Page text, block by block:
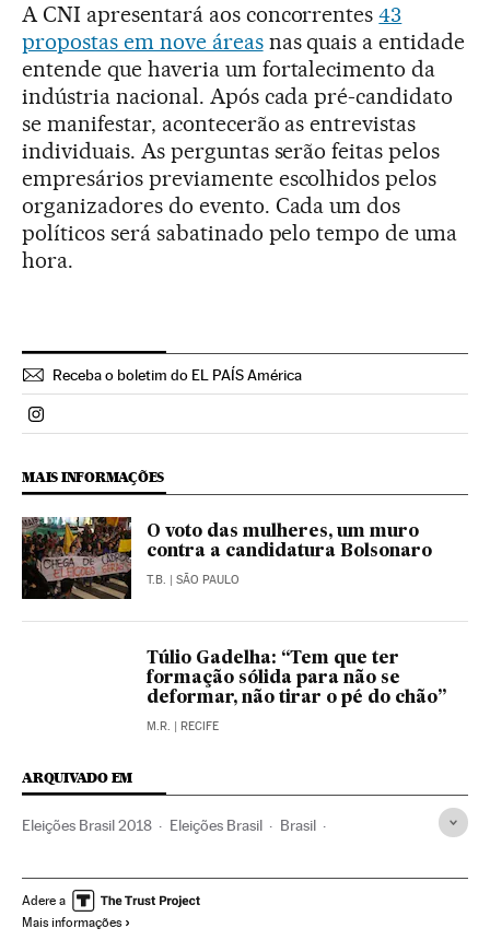
A CNI apresentará aos concorrentes43
propostas em nove áreasnas quais a entidade
entende que haveria um fortalecimento da
indústria nacional. Após cada pré-candidato
se manifestar, acontecerão as entrevistas
individuais. As perguntas serão feitas pelos
empresários previamente escolhidos pelos
organizadores do evento. Cada um dos
políticos será sabatinado pelo tempo de uma
hora.
Receba o boletim do EL PAÍS América
Politica El País Brasil en Instagram
MAIS INFORMAÇÕES
O voto das mulheres, um muro
contra a candidatura Bolsonaro
T.B. | SÃO PAULO
Túlio Gadelha: “Tem que ter
formação sólida para não se
deformar, não tirar o pé do chão”
M.R. | RECIFE
ARQUIVADO EM
Eleições Brasil 2018 Eleições Brasil Brasil
Política
Adere a
Mais informações